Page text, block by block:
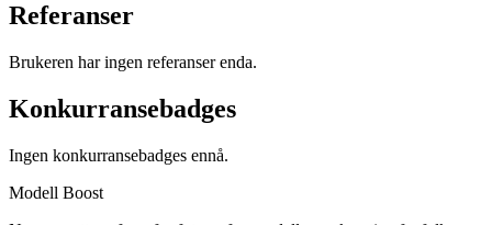
Referanser
Brukeren har ingen referanser enda.
Konkurransebadges
Ingen konkurransebadges ennå.
Modell Boost